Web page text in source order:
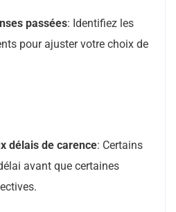
passées: Identifiez les
pour ajuster votre choix de
délais de carence: Certains
avant que certaines